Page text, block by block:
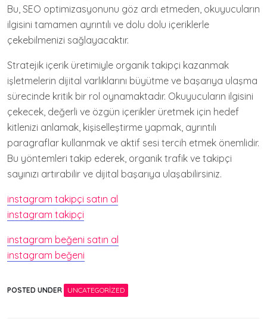
Bu, SEO optimizasyonunu göz ardı etmeden, okuyucuların
ilgisini tamamen ayrıntılı ve dolu dolu içeriklerle
çekebilmenizi sağlayacaktır.
Stratejik içerik üretimiyle organik takipçi kazanmak
işletmelerin dijital varlıklarını büyütme ve başarıya ulaşma
sürecinde kritik bir rol oynamaktadır. Okuyucuların ilgisini
çekecek, değerli ve özgün içerikler üretmek için hedef
kitlenizi anlamak, kişiselleştirme yapmak, ayrıntılı
paragraflar kullanmak ve aktif sesi tercih etmek önemlidir.
Bu yöntemleri takip ederek, organik trafik ve takipçi
sayınızı artırabilir ve dijital başarıya ulaşabilirsiniz.
instagram takipçi satın al
instagram takipçi
instagram beğeni satın al
instagram beğeni
POSTED UNDER UNCATEGORIZED